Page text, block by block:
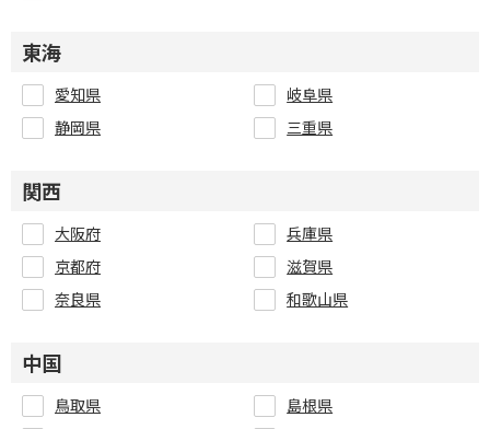
東海
愛知県
岐阜県
静岡県
三重県
関西
大阪府
兵庫県
京都府
滋賀県
奈良県
和歌山県
中国
鳥取県
島根県